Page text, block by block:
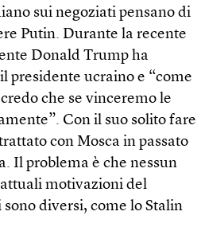
sui negoziati pensano di
Putin. Durante la recente
Donald Trump ha
presidente ucraino e “come
che se vinceremo le
Con il suo solito fare
con Mosca in passato
Il problema è che nessun
motivazioni del
diversi, come lo Stalin